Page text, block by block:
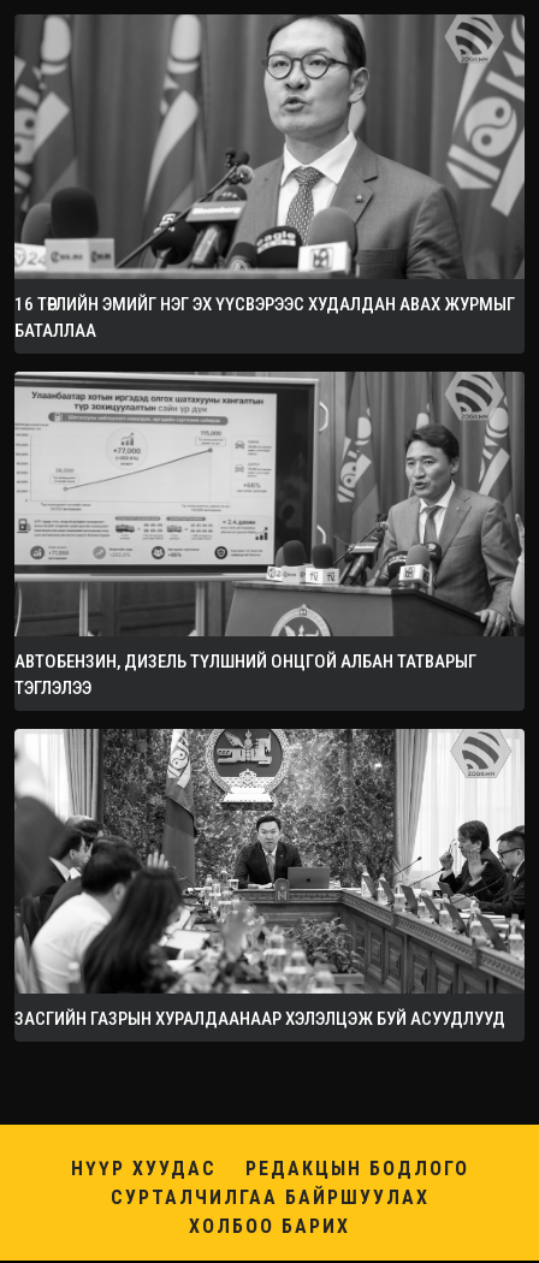
16 ТӨРЛИЙН ЭМИЙГ НЭГ ЭХ ҮҮСВЭРЭЭС ХУДАЛДАН АВАХ ЖУРМЫГ
БАТАЛЛАА
АВТОБЕНЗИН, ДИЗЕЛЬ ТҮЛШНИЙ ОНЦГОЙ АЛБАН ТАТВАРЫГ
ТЭГЛЭЛЭЭ
ЗАСГИЙН ГАЗРЫН ХУРАЛДААНААР ХЭЛЭЛЦЭЖ БУЙ АСУУДЛУУД
НҮҮР ХУУДАС
РЕДАКЦЫН БОДЛОГО
СУРТАЛЧИЛГАА БАЙРШУУЛАХ
ХОЛБОО БАРИХ